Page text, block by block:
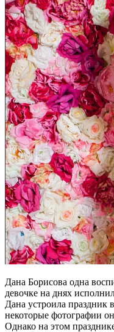
Дана Борисова одна
девочке на днях
Дана устроила праздник
некоторые фотографии
Однако на этом